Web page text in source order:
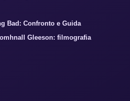
Bad: Confronto e Guida
Gleeson: filmografia